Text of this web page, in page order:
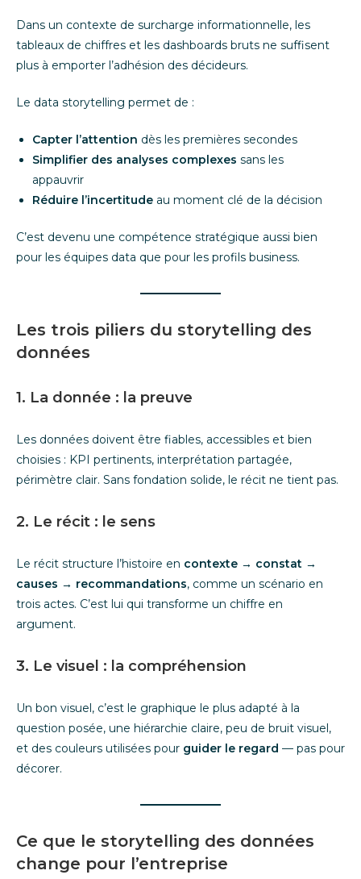
Dans un contexte de surcharge informationnelle, les
tableaux de chiffres et les dashboards bruts ne suffisent
plus à emporter l’adhésion des décideurs.
Le data storytelling permet de :
Capter l’attention dès les premières secondes
Simplifier des analyses complexes sans les
appauvrir
Réduire l’incertitude au moment clé de la décision
C’est devenu une compétence stratégique aussi bien
pour les équipes data que pour les profils business.
Les trois piliers du storytelling des
données
1. La donnée : la preuve
Les données doivent être fiables, accessibles et bien
choisies : KPI pertinents, interprétation partagée,
périmètre clair. Sans fondation solide, le récit ne tient pas.
2. Le récit : le sens
Le récit structure l’histoire en contexte → constat →
causes → recommandations, comme un scénario en
trois actes. C’est lui qui transforme un chiffre en
argument.
3. Le visuel : la compréhension
Un bon visuel, c’est le graphique le plus adapté à la
question posée, une hiérarchie claire, peu de bruit visuel,
et des couleurs utilisées pour guider le regard — pas pour
décorer.
Ce que le storytelling des données
change pour l’entreprise